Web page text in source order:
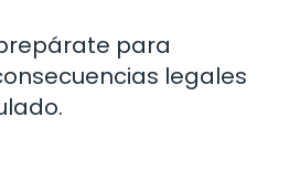
para
legales